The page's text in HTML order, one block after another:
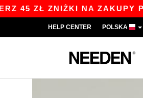
NA ZAKUPY
HELP CENTER POLSKA